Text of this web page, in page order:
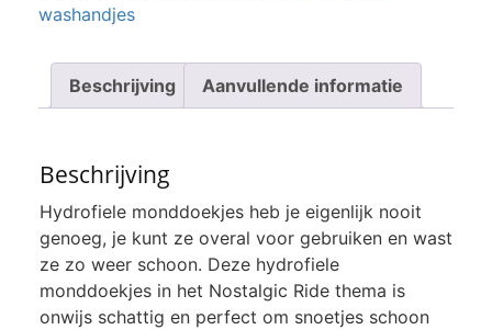
washandjes
Beschrijving Aanvullende informatie
Beschrijving
Hydrofiele monddoekjes heb je eigenlijk nooit
genoeg, je kunt ze overal voor gebruiken en wast
ze zo weer schoon. Deze hydrofiele
monddoekjes in het Nostalgic Ride thema is
onwijs schattig en perfect om snoetjes schoon